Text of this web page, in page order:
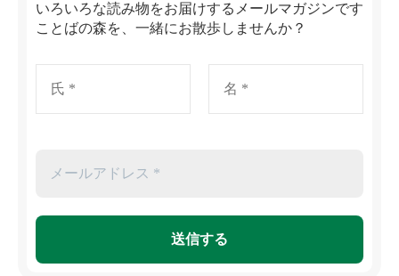
いろいろな読み物をお届けするメールマガジンです
ことばの森を、一緒にお散歩しませんか？